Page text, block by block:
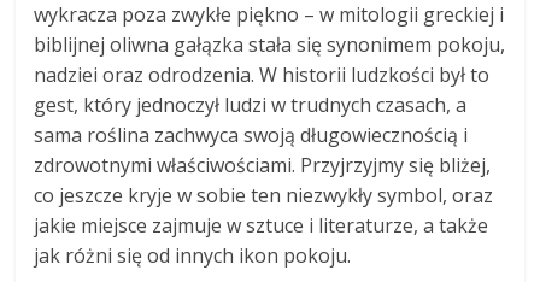
wykracza poza zwykłe piękno – w mitologii greckiej i
biblijnej oliwna gałązka stała się synonimem pokoju,
nadziei oraz odrodzenia. W historii ludzkości był to
gest, który jednoczył ludzi w trudnych czasach, a
sama roślina zachwyca swoją długowiecznością i
zdrowotnymi właściwościami. Przyjrzyjmy się bliżej,
co jeszcze kryje w sobie ten niezwykły symbol, oraz
jakie miejsce zajmuje w sztuce i literaturze, a także
jak różni się od innych ikon pokoju.